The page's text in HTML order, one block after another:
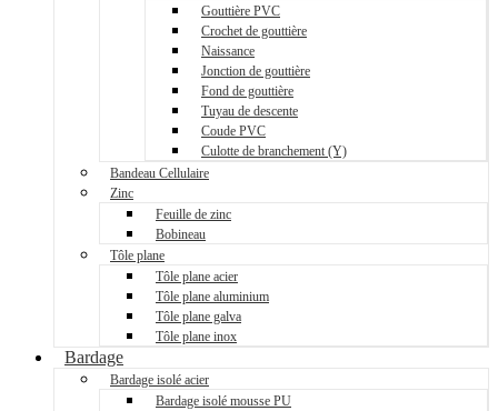
Gouttière PVC
Crochet de gouttière
Naissance
Jonction de gouttière
Fond de gouttière
Tuyau de descente
Coude PVC
Culotte de branchement (Y)
Bandeau Cellulaire
Zinc
Feuille de zinc
Bobineau
Tôle plane
Tôle plane acier
Tôle plane aluminium
Tôle plane galva
Tôle plane inox
Bardage
Bardage isolé acier
Bardage isolé mousse PU